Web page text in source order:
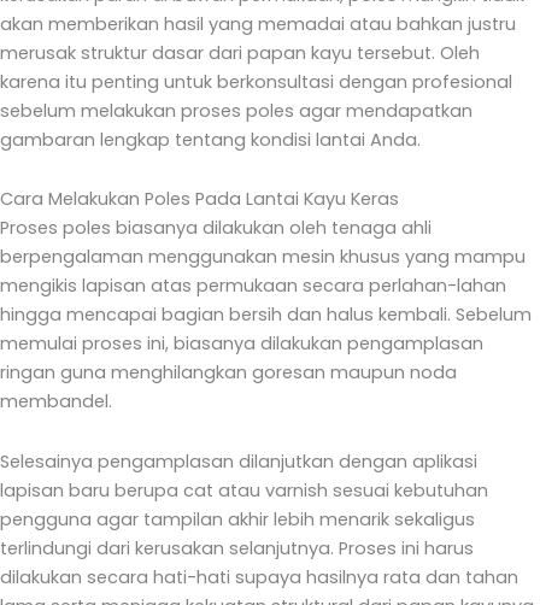
akan memberikan hasil yang memadai atau bahkan justru
merusak struktur dasar dari papan kayu tersebut. Oleh
karena itu penting untuk berkonsultasi dengan profesional
sebelum melakukan proses poles agar mendapatkan
gambaran lengkap tentang kondisi lantai Anda.
Cara Melakukan Poles Pada Lantai Kayu Keras
Proses poles biasanya dilakukan oleh tenaga ahli
berpengalaman menggunakan mesin khusus yang mampu
mengikis lapisan atas permukaan secara perlahan-lahan
hingga mencapai bagian bersih dan halus kembali. Sebelum
memulai proses ini, biasanya dilakukan pengamplasan
ringan guna menghilangkan goresan maupun noda
membandel.
Selesainya pengamplasan dilanjutkan dengan aplikasi
lapisan baru berupa cat atau varnish sesuai kebutuhan
pengguna agar tampilan akhir lebih menarik sekaligus
terlindungi dari kerusakan selanjutnya. Proses ini harus
dilakukan secara hati-hati supaya hasilnya rata dan tahan